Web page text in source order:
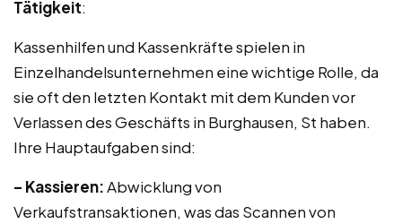
Tätigkeit:
Kassenhilfen und Kassenkräfte spielen in
Einzelhandelsunternehmen eine wichtige Rolle, da
sie oft den letzten Kontakt mit dem Kunden vor
Verlassen des Geschäfts in Burghausen, St haben.
Ihre Hauptaufgaben sind:
– Kassieren:Abwicklung von
Verkaufstransaktionen, was das Scannen von